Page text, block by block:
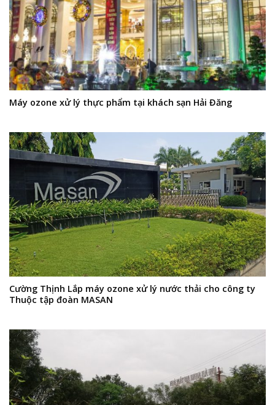
Máy ozone xử lý thực phẩm tại khách sạn Hải Đăng
Cường Thịnh Lắp máy ozone xử lý nước thải cho công ty
Thuộc tập đoàn MASAN